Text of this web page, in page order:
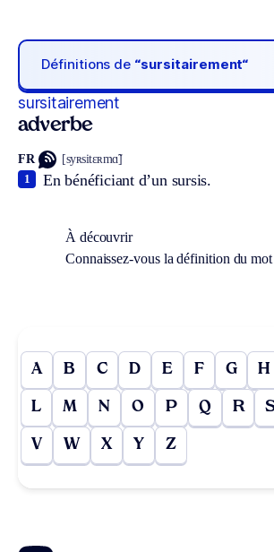
Définitions de “sursitairement“
sursitairement
adverbe
FR [syʀsitɛʀmɑ̃]
En bénéficiant d’un sursis.
1
À découvrir
Connaissez-vous la définition du mot
A B C D E F G H
L M N O P Q R
V W X Y Z